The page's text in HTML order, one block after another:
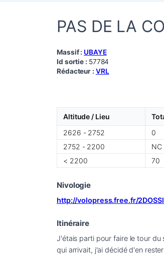
PAS DE LA
Massif : UBAYE
Id sortie : 57784
Rédacteur : VRL
Altitude / Lieu
2626 - 2752
0
2752 - 2200
NC
< 2200
70
Nivologie
http://volopress.free.fr/
Itinéraire
J'étais parti pour faire le tour du
qui arrivait, j'ai décidé d'en